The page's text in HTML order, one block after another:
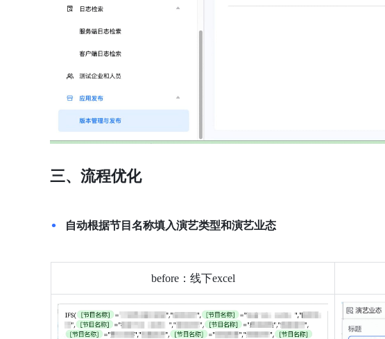
三、流程优化
自动根据节目名称填入演艺类型和演艺业态
before：线下excel